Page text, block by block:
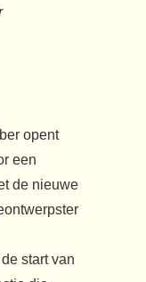
opent
een
de nieuwe
start van